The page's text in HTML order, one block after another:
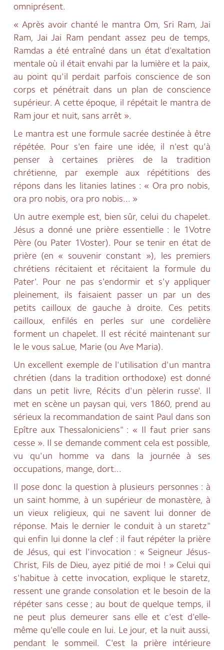
omniprésent.
« Après avoir chanté le mantra Om, Sri Ram, Jai
Ram, Jai Jai Ram pendant assez peu de temps,
Ramdas a été entraîné dans un état d'exaltation
mentale où il était envahi par la lumière et la paix,
au point qu'il perdait parfois conscience de son
corps et pénétrait dans un plan de conscience
supérieur. A cette époque, il répétait le mantra de
Ram jour et nuit, sans arrêt ».
Le mantra est une formule sacrée destinée à être
répétée. Pour s'en faire une idée, il n'est qu'à
penser à certaines prières de la tradition
chrétienne, par exemple aux répétitions des
répons dans les litanies latines : « Ora pro nobis,
ora pro nobis, ora pro nobis... »
Un autre exemple est, bien sûr, celui du chapelet.
Jésus a donné une prière essentielle : le 1Votre
Père (ou Pater 1Voster). Pour se tenir en état de
prière (en « souvenir constant »), les premiers
chrétiens récitaient et récitaient la formule du
Pater'. Pour ne pas s'endormir et s'y appliquer
pleinement, ils faisaient passer un par un des
petits cailloux de gauche à droite. Ces petits
cailloux, enfilés en perles sur une cordelière
forment un chapelet. Il est récité maintenant sur
le le vous saLue, Marie (ou Ave Maria).
Un excellent exemple de l'utilisation d'un mantra
chrétien (dans la tradition orthodoxe) est donné
dans un petit livre, Récits d'un pèlerin russe'. Il
met en scène un paysan qui, vers 1860, prend au
sérieux la recommandation de saint Paul dans son
Epître aux Thessaloniciens" : « Il faut prier sans
cesse ». Il se demande comment cela est possible,
vu qu'un homme va dans la journée à ses
occupations, mange, dort...
Il pose donc la question à plusieurs personnes : à
un saint homme, à un supérieur de monastère, à
un vieux religieux, qui ne savent lui donner de
réponse. Mais le dernier le conduit à un staretz"
qui enfin lui donne la clef : il faut répéter la prière
de Jésus, qui est l'invocation : « Seigneur Jésus-
Christ, Fils de Dieu, ayez pitié de moi ! » Celui qui
s'habitue à cette invocation, explique le staretz,
ressent une grande consolation et le besoin de la
répéter sans cesse ; au bout de quelque temps, il
ne peut plus demeurer sans elle et c'est d'elle-
même qu'elle coule en lui. Le jour, et la nuit aussi,
pendant le sommeil. C'est la prière intérieure